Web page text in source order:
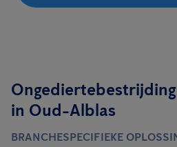
in Oud-Alblas
BRANCHESPECIFIEKE